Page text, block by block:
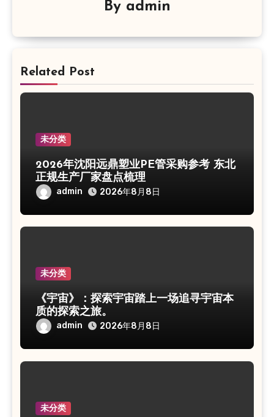
By admin
Related Post
未分类
2026年沈阳远鼎塑业PE管采购参考 东北
正规生产厂家盘点梳理
admin 2026年8月8日
未分类
《宇宙》：探索宇宙踏上一场追寻宇宙本
质的探索之旅。
admin 2026年8月8日
未分类